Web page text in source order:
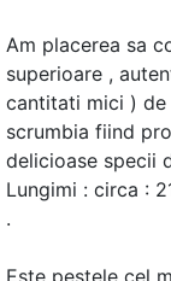
Am placerea sa
superioare ,
cantitati mici ) de
scrumbia fiind
delicioase specii
Lungimi : circa :
.
Este pestele cel